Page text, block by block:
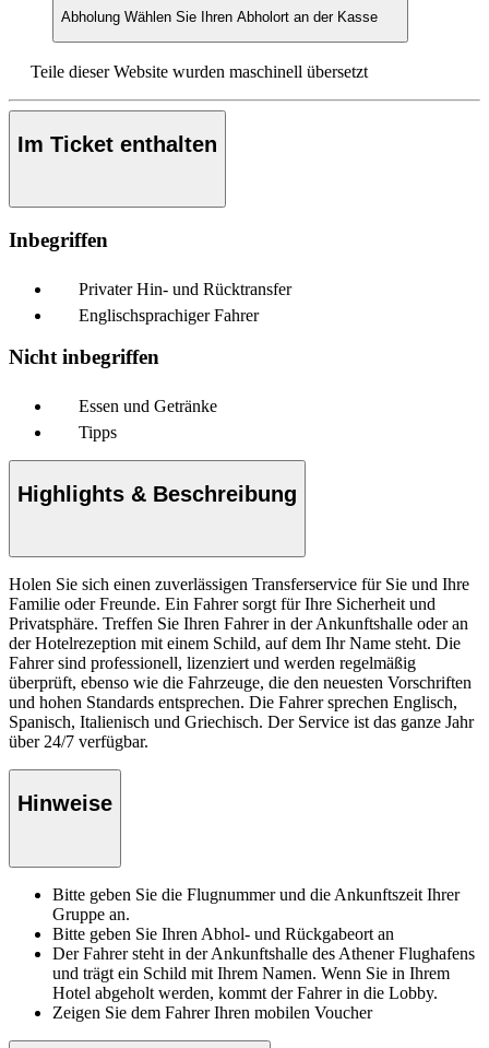
Abholung Wählen Sie Ihren Abholort an der Kasse
Teile dieser Website wurden maschinell übersetzt
Im Ticket enthalten
Inbegriffen
Privater Hin- und Rücktransfer
Englischsprachiger Fahrer
Nicht inbegriffen
Essen und Getränke
Tipps
Highlights & Beschreibung
Holen Sie sich einen zuverlässigen Transferservice für Sie und Ihre
Familie oder Freunde. Ein Fahrer sorgt für Ihre Sicherheit und
Privatsphäre. Treffen Sie Ihren Fahrer in der Ankunftshalle oder an
der Hotelrezeption mit einem Schild, auf dem Ihr Name steht. Die
Fahrer sind professionell, lizenziert und werden regelmäßig
überprüft, ebenso wie die Fahrzeuge, die den neuesten Vorschriften
und hohen Standards entsprechen. Die Fahrer sprechen Englisch,
Spanisch, Italienisch und Griechisch. Der Service ist das ganze Jahr
über 24/7 verfügbar.
Hinweise
Bitte geben Sie die Flugnummer und die Ankunftszeit Ihrer
Gruppe an.
Bitte geben Sie Ihren Abhol- und Rückgabeort an
Der Fahrer steht in der Ankunftshalle des Athener Flughafens
und trägt ein Schild mit Ihrem Namen. Wenn Sie in Ihrem
Hotel abgeholt werden, kommt der Fahrer in die Lobby.
Zeigen Sie dem Fahrer Ihren mobilen Voucher